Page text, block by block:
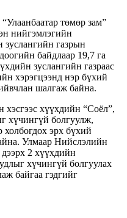
төмөр зам”
нийгэмлэгийн
зуслангийн газрын
байдлаар 19,7 га
зуслангийн газраас
хэрэгцээнд нэр бүхий
шалгаж байна.
хүүхдийн “Соёл”,
хүчингүй болгуулж,
холбогдох эрх бүхий
Улмаар Нийслэлийн
2 хүүхдийн
хүчингүй болгуулах
байгаа гэдгийг